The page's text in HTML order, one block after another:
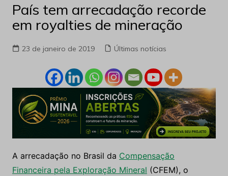
País tem arrecadação recorde
em royalties de mineração
23 de janeiro de 2019 Últimas notícias
A arrecadação no Brasil da Compensação
Financeira pela Exploração Mineral (CFEM), o